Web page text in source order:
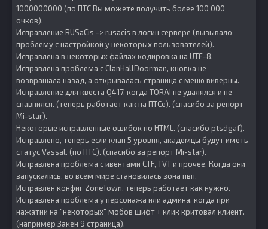
1000000000 (по ПТС Вы можете получить более 100 000
очков).
Исправление RUSaCis -> rusacis в логин сервере (вызывало
проблему с настройкой у некоторых пользователей).
Исправлена в некоторых файлах кодировка на UTF-8.
Исправлена проблема с ClanHallDoorman, кнопка не
возвращала назад, а открывалась страница с меню виверны.
Исправление для квеста Q417, когда TORAI не удалялся и не
спавнился. (теперь работает как на ПТСе). (спасибо за репорт
Mi-star).
Некоторые исправленные ошибок по HTML. (спасибо ptsdgaf).
Исправлено, теперь если клан 5 уровня, академцы будут иметь
статус Vassal. (по ПТС). (спасибо за репорт Mi-star).
Исправлена проблема с ивентами CTF, TVT и прочее. Когда они
запускались, во всем мире становилась зона пвп.
Исправлен конфиг ZoneTown, теперь работает как нужно.
Исправлена проблема у персонажа или админа, когда при
нажатии на "некоторых" мобов шифт + клик критовал клиент.
(например Закен 9 страница).